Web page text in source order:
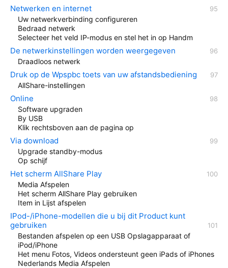
Netwerken en internet
Uw netwerkverbinding configureren
Bedraad netwerk
Selecteer het veld IP-modus en stel het in op Handm
De netwerkinstellingen worden weergegeven
Draadloos netwerk
Druk op de Wpspbc toets van uw afstandsbediening
AllShare-instellingen
Online
Software upgraden
By USB
Klik rechtsboven aan de pagina op
Via download
Upgrade standby-modus
Op schijf
Het scherm AllShare Play
Media Afspelen
Het scherm AllShare Play gebruiken
Item in Lijst afspelen
IPod-/iPhone-modellen die u bij dit Product kunt
gebruiken
Bestanden afspelen op een USB Opslagapparaat of
iPod/iPhone
Het menu Fotos, Videos ondersteunt geen iPads of iPhones
Nederlands Media Afspelen